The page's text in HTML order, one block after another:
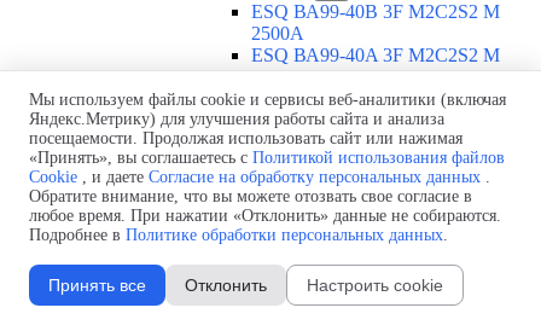
ESQ ВА99-40B 3F M2C2S2 M
2500A
ESQ ВА99-40A 3F M2C2S2 М
800A
ESQ ВА99-40A 3F M2C2S2 М
630A
ESQ ВА99-40A 3F M2C2S2 М
2000A
ESQ ВА99-40A 3F M2C2S2 М
1600A
ESQ ВА99-40A 3F M2C2S2 М
ESQ ВА99-40A 3F M2C2S2 М
1000A
Мы используем файлы cookie и сервисы веб-аналитики (включая
Яндекс.Метрику) для улучшения работы сайта и анализа
посещаемости. Продолжая использовать сайт или нажимая
«Принять», вы соглашаетесь с Политикой использования файлов
Cookie , и даете Согласие на обработку персональных данных .
Обратите внимание, что вы можете отозвать свое согласие в
любое время. При нажатии «Отклонить» данные не собираются.
Подробнее в Политике обработки персональных данных.
Принять все Отклонить Настроить cookie